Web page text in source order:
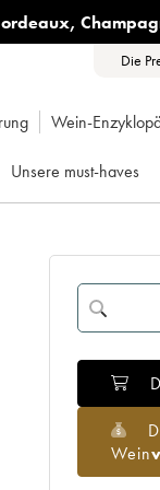
,
Die
Wein-
Unsere must-haves
Wein